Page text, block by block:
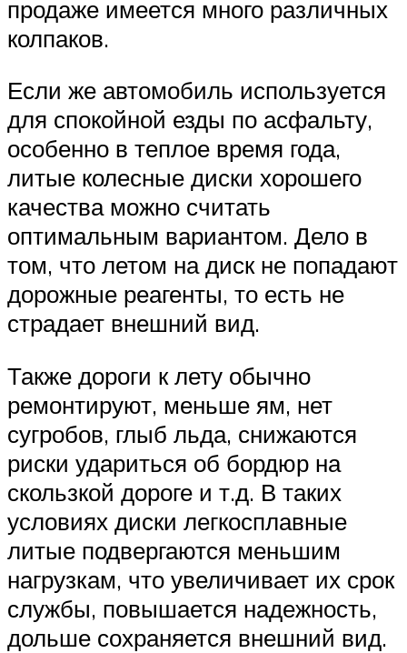
продаже имеется много различных
колпаков.
Если же автомобиль используется
для спокойной езды по асфальту,
особенно в теплое время года,
литые колесные диски хорошего
качества можно считать
оптимальным вариантом. Дело в
том, что летом на диск не попадают
дорожные реагенты, то есть не
страдает внешний вид.
Также дороги к лету обычно
ремонтируют, меньше ям, нет
сугробов, глыб льда, снижаются
риски удариться об бордюр на
скользкой дороге и т.д. В таких
условиях диски легкосплавные
литые подвергаются меньшим
нагрузкам, что увеличивает их срок
службы, повышается надежность,
дольше сохраняется внешний вид.